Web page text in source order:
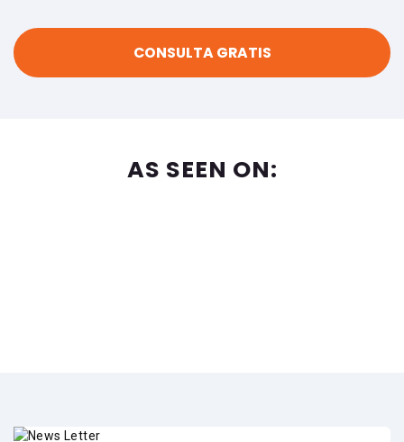
AS SEEN ON: